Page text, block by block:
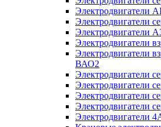
Электродвигатели
Электродвигатели
Электродвигатели
Электродвигатели
Электродвигатели
ВАО2
Электродвигатели
Электродвигатели
Электродвигатели
Электродвигатели
Электродвигатели